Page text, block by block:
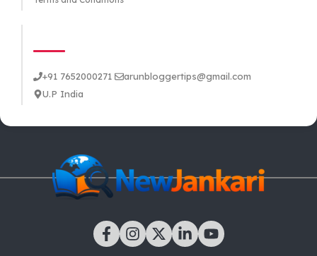
+91 7652000271
arunbloggertips@gmail.com
U.P India